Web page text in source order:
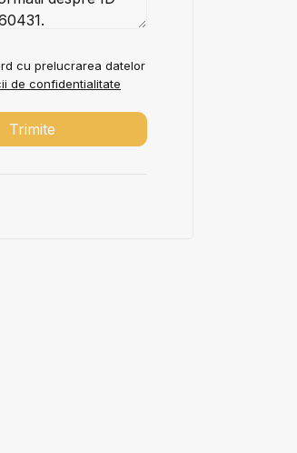
cu prelucrarea datelor
de confidentialitate